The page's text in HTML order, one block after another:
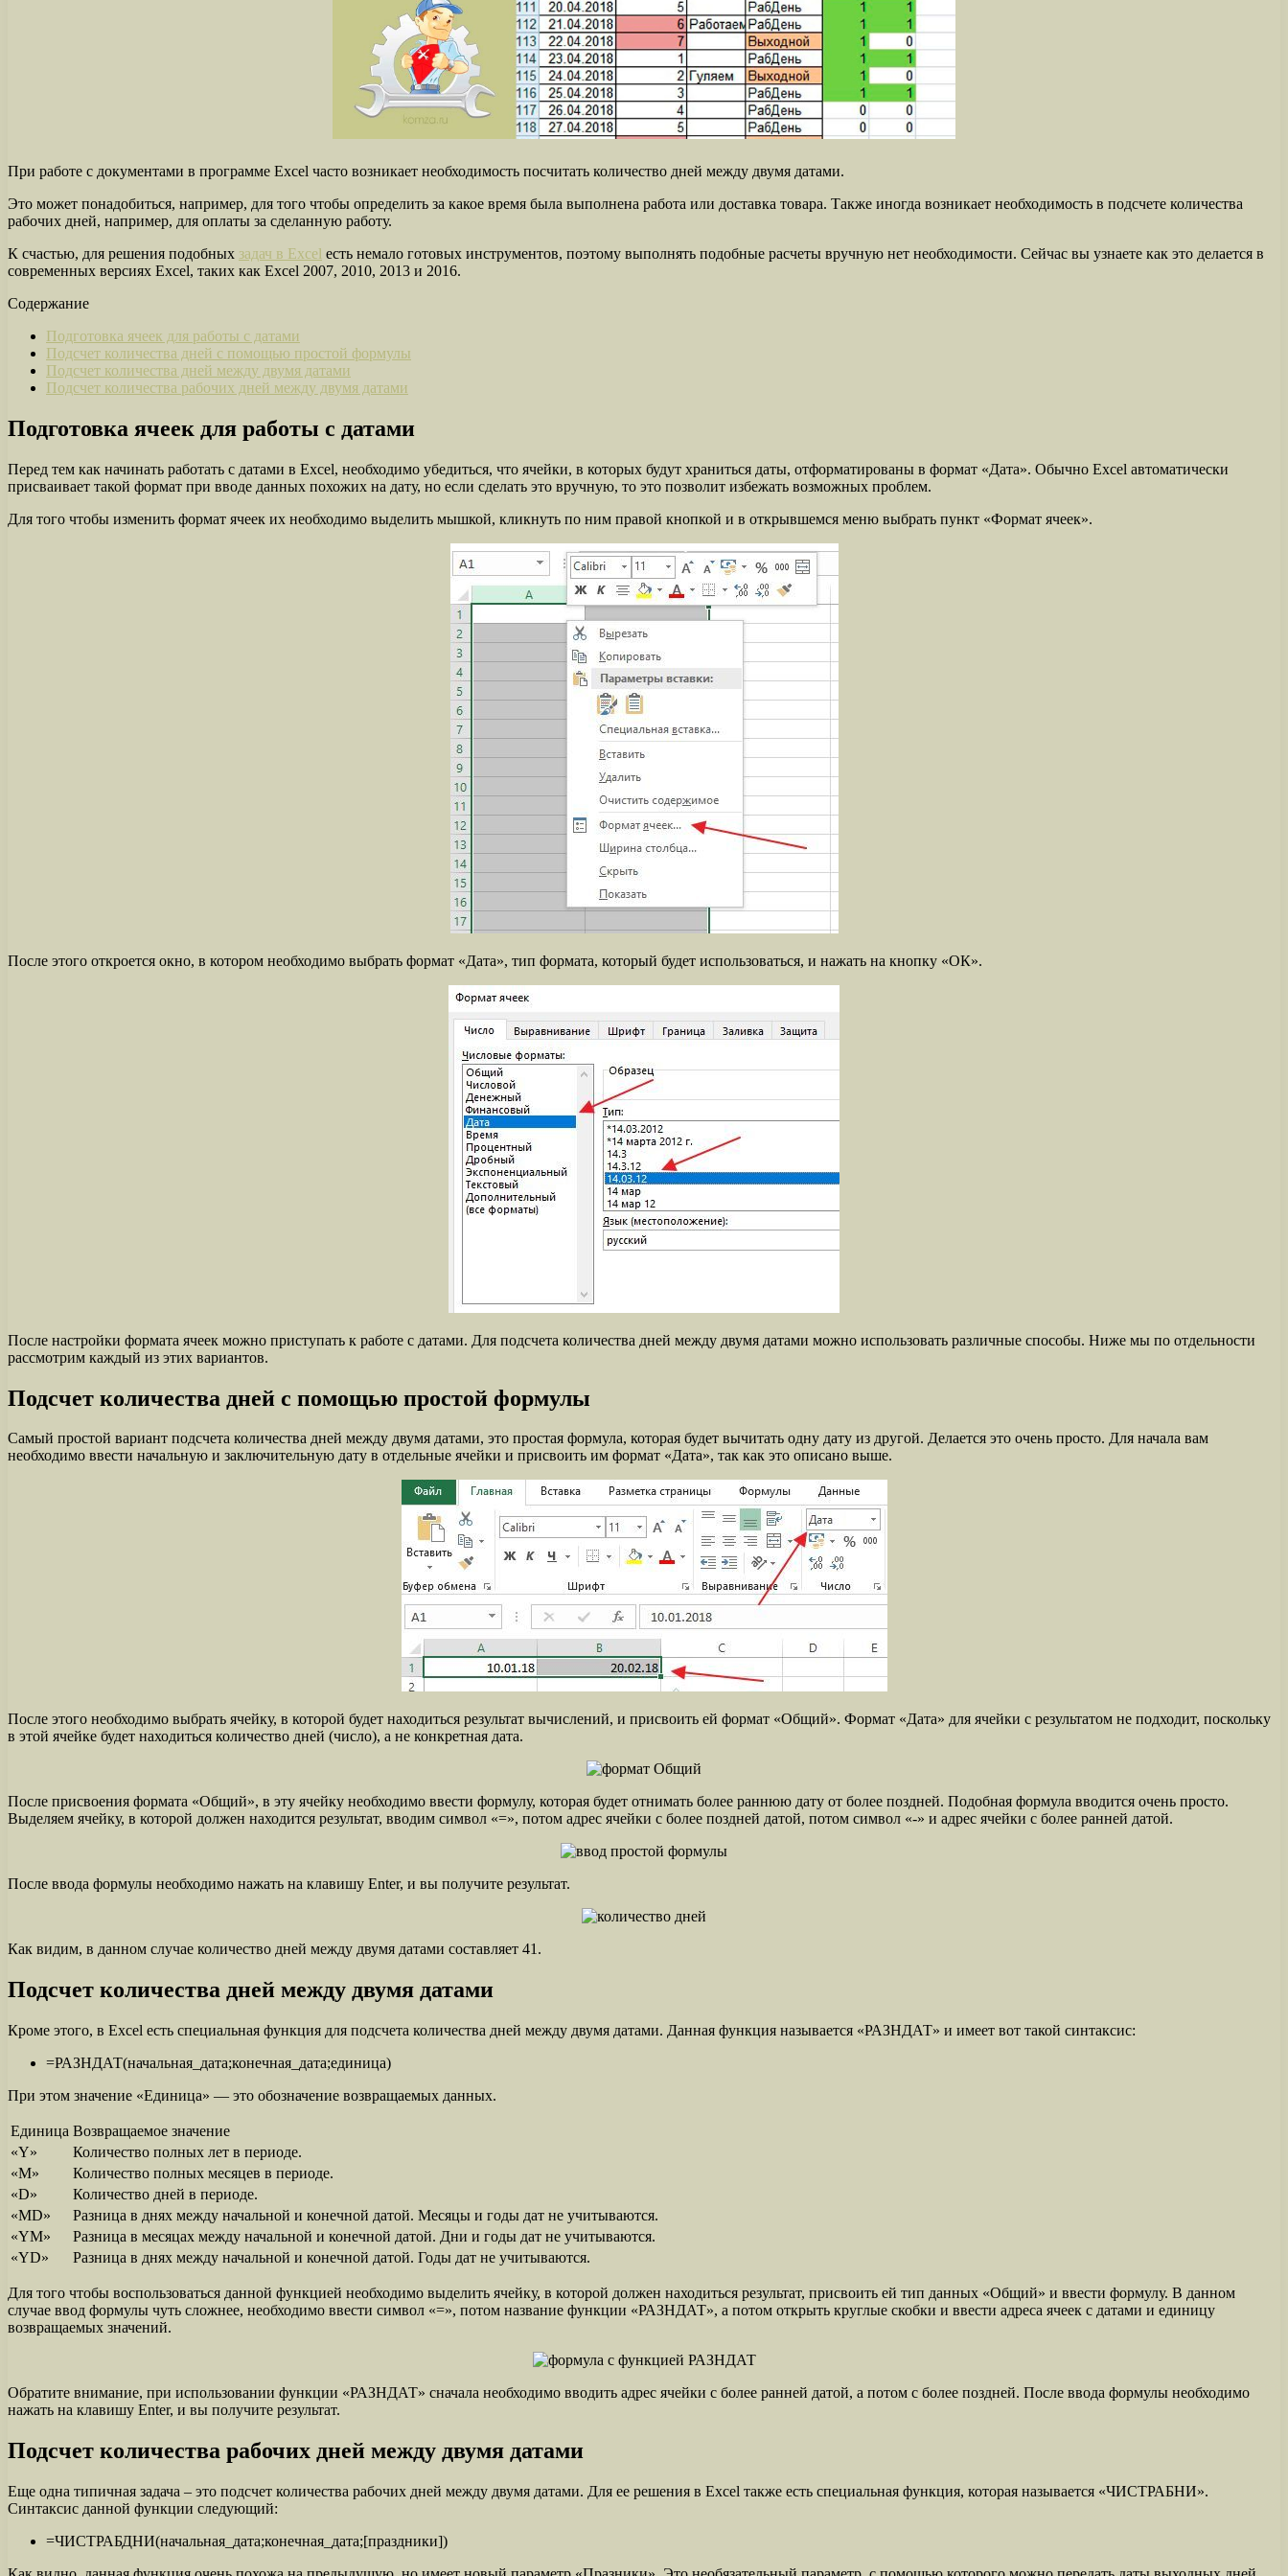
При работе с документами в программе Excel часто возникает необходимость посчитать количество дней между двумя датами.
Это может понадобиться, например, для того чтобы определить за какое время была выполнена работа или доставка товара. Также иногда возникает необходимость в подсчете количества
рабочих дней, например, для оплаты за сделанную работу.
К счастью, для решения подобных задач в Excel есть немало готовых инструментов, поэтому выполнять подобные расчеты вручную нет необходимости. Сейчас вы узнаете как это делается в
современных версиях Excel, таких как Excel 2007, 2010, 2013 и 2016.
Содержание
Подготовка ячеек для работы с датами
Подсчет количества дней с помощью простой формулы
Подсчет количества дней между двумя датами
Подсчет количества рабочих дней между двумя датами
Подготовка ячеек для работы с датами
Перед тем как начинать работать с датами в Excel, необходимо убедиться, что ячейки, в которых будут храниться даты, отформатированы в формат «Дата». Обычно Excel автоматически
присваивает такой формат при вводе данных похожих на дату, но если сделать это вручную, то это позволит избежать возможных проблем.
Для того чтобы изменить формат ячеек их необходимо выделить мышкой, кликнуть по ним правой кнопкой и в открывшемся меню выбрать пункт «Формат ячеек».
После этого откроется окно, в котором необходимо выбрать формат «Дата», тип формата, который будет использоваться, и нажать на кнопку «ОК».
После настройки формата ячеек можно приступать к работе с датами. Для подсчета количества дней между двумя датами можно использовать различные способы. Ниже мы по отдельности
рассмотрим каждый из этих вариантов.
Подсчет количества дней с помощью простой формулы
Самый простой вариант подсчета количества дней между двумя датами, это простая формула, которая будет вычитать одну дату из другой. Делается это очень просто. Для начала вам
необходимо ввести начальную и заключительную дату в отдельные ячейки и присвоить им формат «Дата», так как это описано выше.
После этого необходимо выбрать ячейку, в которой будет находиться результат вычислений, и присвоить ей формат «Общий». Формат «Дата» для ячейки с результатом не подходит, поскольку
в этой ячейке будет находиться количество дней (число), а не конкретная дата.
После присвоения формата «Общий», в эту ячейку необходимо ввести формулу, которая будет отнимать более раннюю дату от более поздней. Подобная формула вводится очень просто.
Выделяем ячейку, в которой должен находится результат, вводим символ «=», потом адрес ячейки с более поздней датой, потом символ «-» и адрес ячейки с более ранней датой.
После ввода формулы необходимо нажать на клавишу Enter, и вы получите результат.
Как видим, в данном случае количество дней между двумя датами составляет 41.
Подсчет количества дней между двумя датами
Кроме этого, в Excel есть специальная функция для подсчета количества дней между двумя датами. Данная функция называется «РАЗНДАТ» и имеет вот такой синтаксис:
=РАЗНДАТ(начальная_дата;конечная_дата;единица)
При этом значение «Единица» — это обозначение возвращаемых данных.
Единица Возвращаемое значение
«Y»
Количество полных лет в периоде.
«M»
Количество полных месяцев в периоде.
«D»
Количество дней в периоде.
«MD»
Разница в днях между начальной и конечной датой. Месяцы и годы дат не учитываются.
«YM»
Разница в месяцах между начальной и конечной датой. Дни и годы дат не учитываются.
«YD»
Разница в днях между начальной и конечной датой. Годы дат не учитываются.
Для того чтобы воспользоваться данной функцией необходимо выделить ячейку, в которой должен находиться результат, присвоить ей тип данных «Общий» и ввести формулу. В данном
случае ввод формулы чуть сложнее, необходимо ввести символ «=», потом название функции «РАЗНДАТ», а потом открыть круглые скобки и ввести адреса ячеек с датами и единицу
возвращаемых значений.
Обратите внимание, при использовании функции «РАЗНДАТ» сначала необходимо вводить адрес ячейки с более ранней датой, а потом с более поздней. После ввода формулы необходимо
нажать на клавишу Enter, и вы получите результат.
Подсчет количества рабочих дней между двумя датами
Еще одна типичная задача – это подсчет количества рабочих дней между двумя датами. Для ее решения в Excel также есть специальная функция, которая называется «ЧИСТРАБНИ».
Синтаксис данной функции следующий:
=ЧИСТРАБДНИ(начальная_дата;конечная_дата;[праздники])